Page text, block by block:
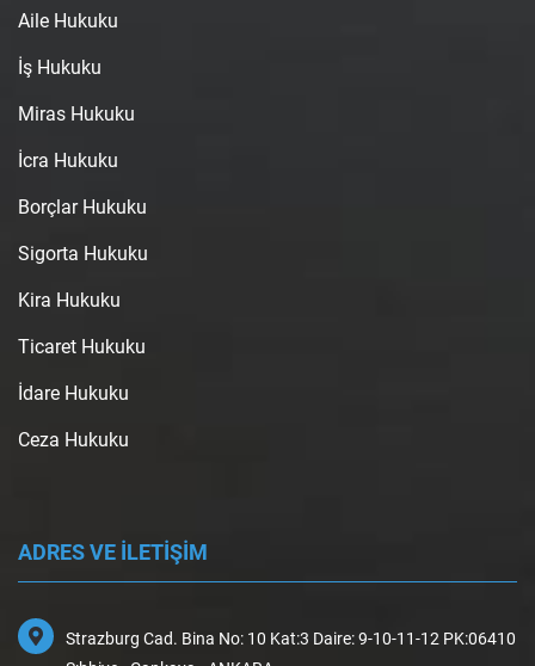
Aile Hukuku
İş Hukuku
Miras Hukuku
İcra Hukuku
Borçlar Hukuku
Sigorta Hukuku
Kira Hukuku
Ticaret Hukuku
İdare Hukuku
Ceza Hukuku
ADRES VE İLETİŞİM
Strazburg Cad. Bina No: 10 Kat:3 Daire: 9-10-11-12 PK:06410